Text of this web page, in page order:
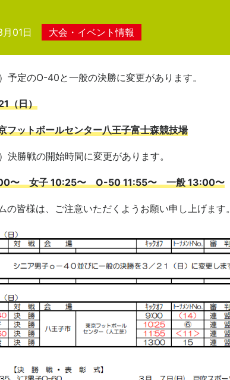
01日 大会・イベント情報
予定のO-40と一般の決勝に変更があります。
（日）
フットボールセンター八王子富士森競技場
決勝戦の開始時間に変更があります。
〜 女子 10:25〜 O-50 11:55〜 一般 13:00〜
の皆様は、ご注意いただくようお願い申し上げます。